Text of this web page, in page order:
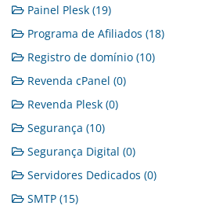
Painel Plesk (19)
Programa de Afiliados (18)
Registro de domínio (10)
Revenda cPanel (0)
Revenda Plesk (0)
Segurança (10)
Segurança Digital (0)
Servidores Dedicados (0)
SMTP (15)